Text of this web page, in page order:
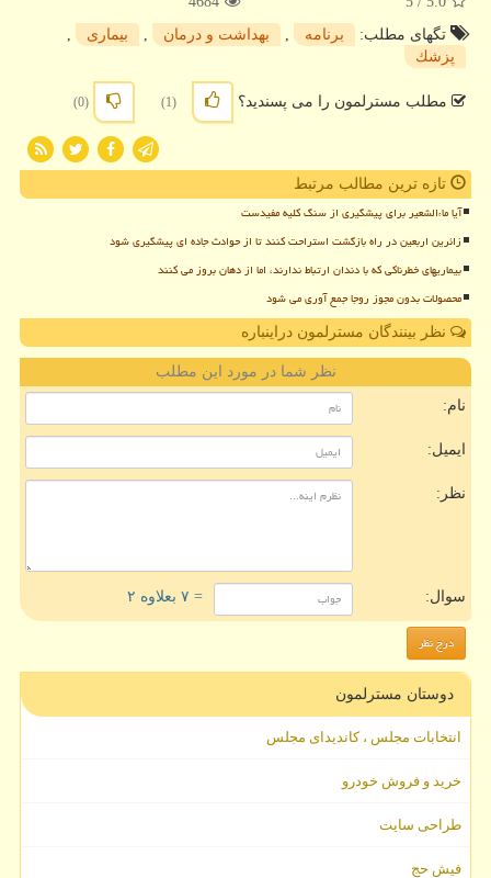
تگهای مطلب:
برنامه بهداشت و درمان بیماری
پزشك
مطلب مسترلمون را می پسندید؟ (1)
(0)
تازه ترین مطالب مرتبط
آیا ماءالشعیر برای پیشگیری از سنگ کلیه مفیدست
زائرین اربعین در راه بازگشت استراحت کنند تا از حوادث جاده ای پیشگیری شود
بیماریهای خطرناکی که با دندان ارتباط ندارند، اما از دهان بروز می کنند
محصولات بدون مجوز روجا جمع آوری می شود
نظر بینندگان مسترلمون دراینباره
نظر شما در مورد این مطلب
نام:
ایمیل:
نظر:
سوال: = ۷ بعلاوه ۲
دوستان مسترلمون
انتخابات مجلس ، کاندیدای مجلس
خرید و فروش خودرو
طراحی سایت
فیش حج